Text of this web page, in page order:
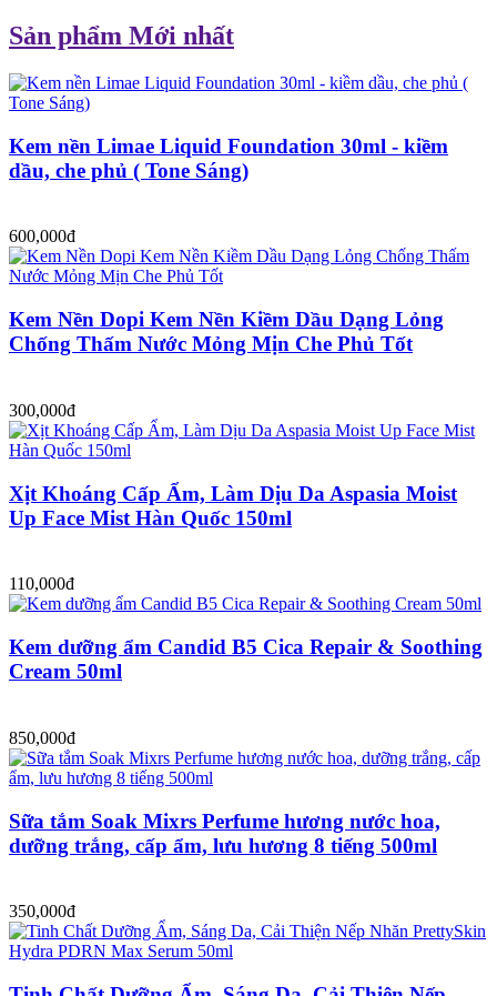
Sản phẩm Mới nhất
Kem nền Limae Liquid Foundation 30ml - kiềm
dầu, che phủ ( Tone Sáng)
600,000đ
Kem Nền Dopi Kem Nền Kiềm Dầu Dạng Lỏng
Chống Thấm Nước Mỏng Mịn Che Phủ Tốt
300,000đ
Xịt Khoáng Cấp Ẩm, Làm Dịu Da Aspasia Moist
Up Face Mist Hàn Quốc 150ml
110,000đ
Kem dưỡng ẩm Candid B5 Cica Repair & Soothing
Cream 50ml
850,000đ
Sữa tắm Soak Mixrs Perfume hương nước hoa,
dưỡng trắng, cấp ẩm, lưu hương 8 tiếng 500ml
350,000đ